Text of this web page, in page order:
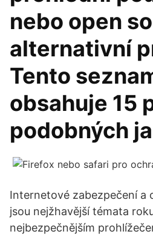
nebo open
alternativní
Tento
obsahuje 15
podobných
Internetové zabezpečení a
jsou nejžhavější témata
nejbezpečnějším